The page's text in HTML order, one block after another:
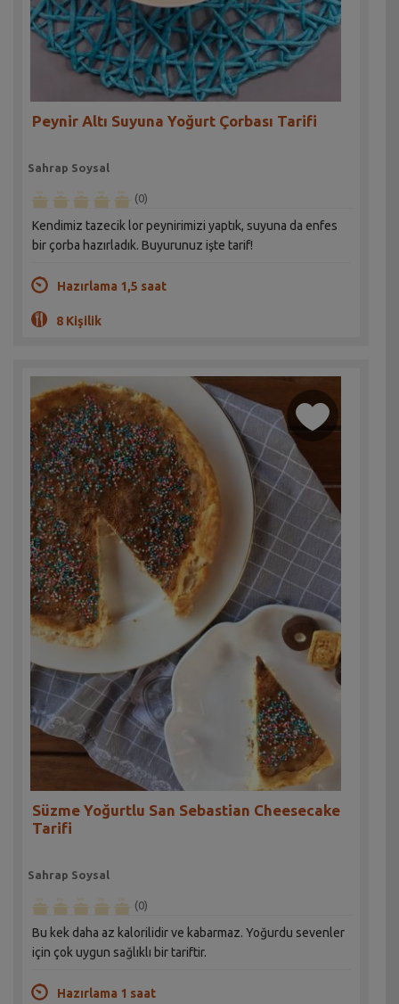
Peynir Altı Suyuna Yoğurt Çorbası Tarifi
Sahrap Soysal
(0)
Kendimiz tazecik lor peynirimizi yaptık, suyuna da enfes
bir çorba hazırladık. Buyurunuz işte tarif!
Hazırlama 1,5 saat
8 Kişilik
Süzme Yoğurtlu San Sebastian Cheesecake
Tarifi
Sahrap Soysal
(0)
Bu kek daha az kalorilidir ve kabarmaz. Yoğurdu sevenler
için çok uygun sağlıklı bir tariftir.
Hazırlama 1 saat